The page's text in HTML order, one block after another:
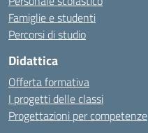
Famiglie e studenti
Percorsi di studio
Didattica
Offerta formativa
I progetti delle classi
Progettazioni per competenze